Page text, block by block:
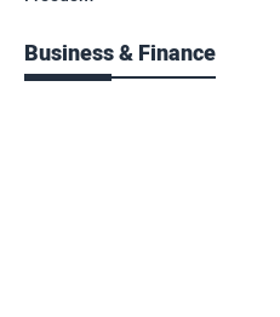
Business & Finance